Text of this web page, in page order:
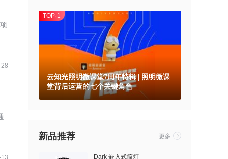
TOP·1
云知光照明微课堂7周年特辑 | 照明微课
堂背后运营的七个关键角色
新品推荐 更多
Dark 嵌入式筒灯